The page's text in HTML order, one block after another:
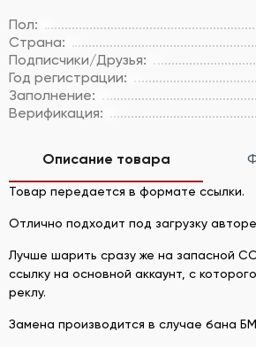
Пол:
Страна:
Подписчики/Друзья:
Год регистрации:
Заполнение:
Верификация:
Описание товара
Товар передается в формате ссылки.
Отлично подходит под загрузку
Лучше шарить сразу же на запасной
ссылку на основной аккаунт, с
реклу.
Замена производится в случае бана